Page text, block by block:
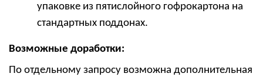
упаковке из пятислойного гофрокартона на
стандартных поддонах.
Возможные доработки:
По отдельному запросу возможна дополнительная